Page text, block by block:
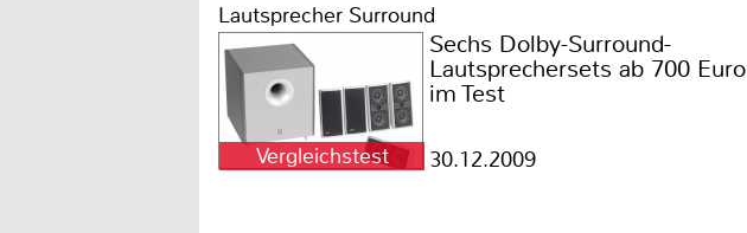
Lautsprecher Surround
Vergleichstest
Sechs Dolby-Surround-
Lautsprechersets ab 700 Euro
im Test
30.12.2009